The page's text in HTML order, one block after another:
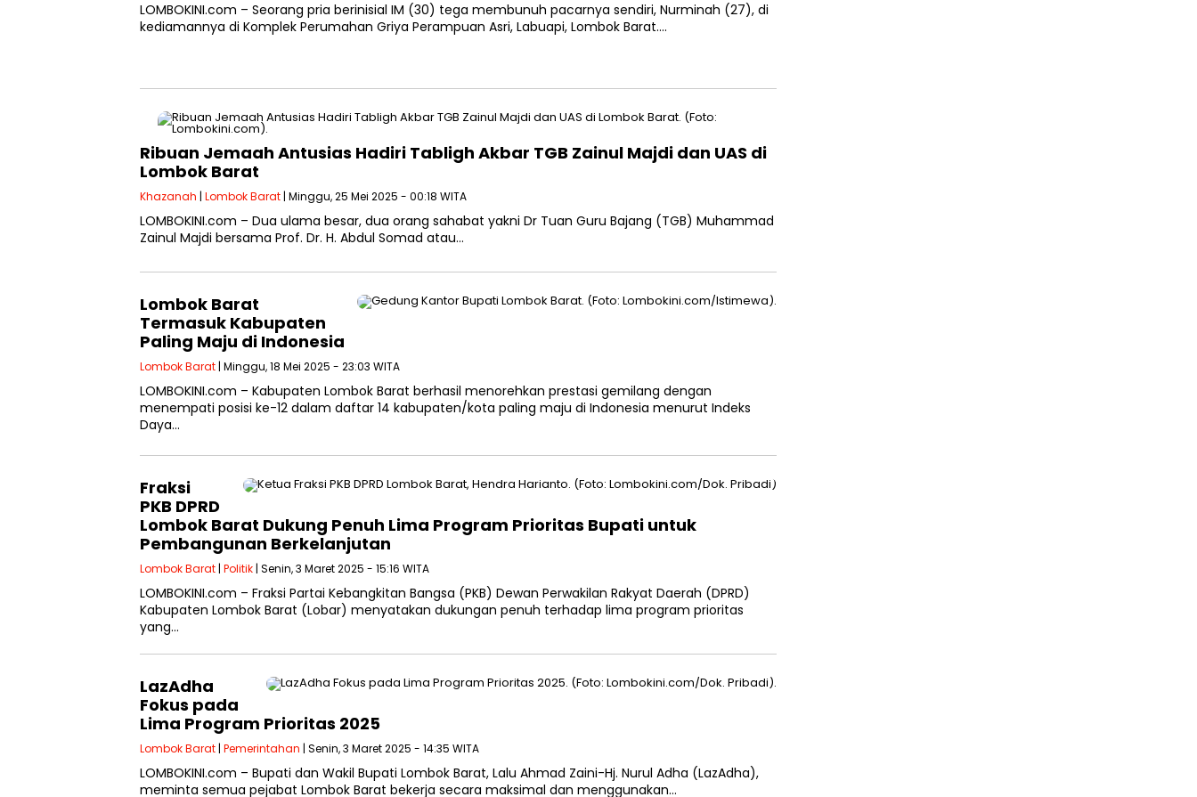
LOMBOKINI.com – Seorang pria berinisial IM (30) tega membunuh pacarnya sendiri, Nurminah (27), di
kediamannya di Komplek Perumahan Griya Perampuan Asri, Labuapi, Lombok Barat….
Ribuan Jemaah Antusias Hadiri Tabligh Akbar TGB Zainul Majdi dan UAS di
Lombok Barat
Khazanah | Lombok Barat | Minggu, 25 Mei 2025 - 00:18 WITA
LOMBOKINI.com – Dua ulama besar, dua orang sahabat yakni Dr Tuan Guru Bajang (TGB) Muhammad
Zainul Majdi bersama Prof. Dr. H. Abdul Somad atau…
Lombok Barat
Termasuk Kabupaten
Paling Maju di Indonesia
Lombok Barat | Minggu, 18 Mei 2025 - 23:03 WITA
LOMBOKINI.com – Kabupaten Lombok Barat berhasil menorehkan prestasi gemilang dengan
menempati posisi ke-12 dalam daftar 14 kabupaten/kota paling maju di Indonesia menurut Indeks
Daya…
Fraksi
PKB DPRD
Lombok Barat Dukung Penuh Lima Program Prioritas Bupati untuk
Pembangunan Berkelanjutan
Lombok Barat | Politik | Senin, 3 Maret 2025 - 15:16 WITA
LOMBOKINI.com – Fraksi Partai Kebangkitan Bangsa (PKB) Dewan Perwakilan Rakyat Daerah (DPRD)
Kabupaten Lombok Barat (Lobar) menyatakan dukungan penuh terhadap lima program prioritas
yang…
LazAdha
Fokus pada
Lima Program Prioritas 2025
Lombok Barat | Pemerintahan | Senin, 3 Maret 2025 - 14:35 WITA
LOMBOKINI.com – Bupati dan Wakil Bupati Lombok Barat, Lalu Ahmad Zaini-Hj. Nurul Adha (LazAdha),
meminta semua pejabat Lombok Barat bekerja secara maksimal dan menggunakan…